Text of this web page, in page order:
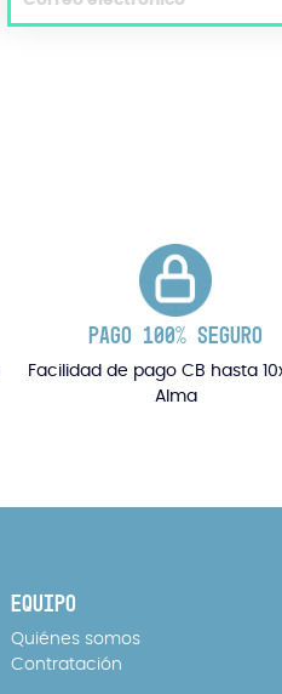
PAGO 100% SEGURO
Facilidad de pago CB hasta
Alma
EQUIPO
Quiénes somos
Contratación